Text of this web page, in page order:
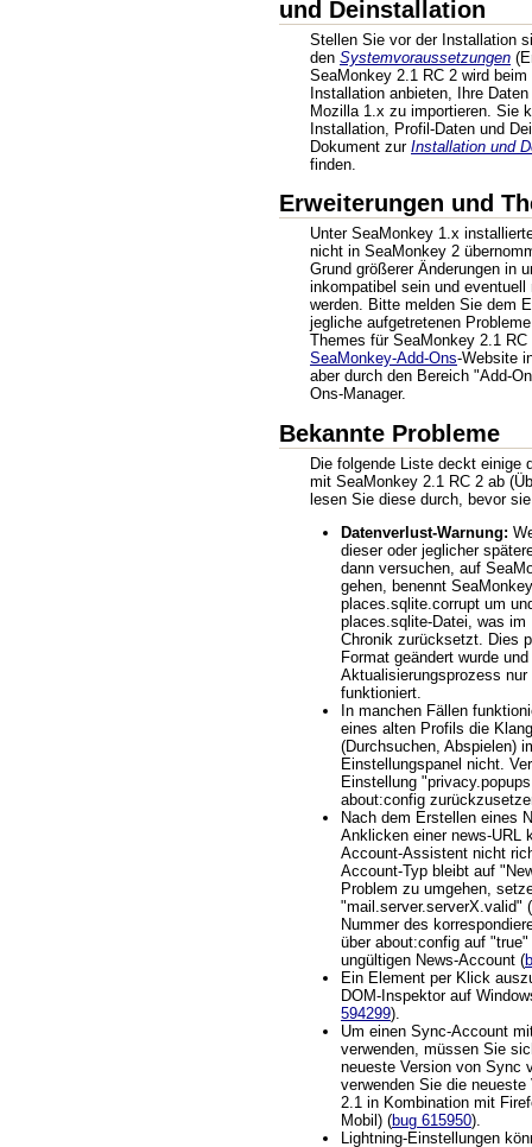
und Deinstallation
Stellen Sie vor der Installation
den Systemvoraussetzungen
SeaMonkey 2.1 RC 2 wird
Installation anbieten, Ihre
Mozilla 1.x zu importieren. Sie
Installation, Profil-Daten und
Dokument zur Installation und
finden.
Erweiterungen und
Unter SeaMonkey 1.x
nicht in SeaMonkey 2
Grund größerer Änderungen in
inkompatibel sein und
werden. Bitte melden Sie dem
jegliche aufgetretenen
Themes für SeaMonkey 2.1
SeaMonkey-Add-Ons-Website
aber durch den Bereich "Add-
Ons-Manager.
Bekannte Probleme
Die folgende Liste deckt einige
mit SeaMonkey 2.1 RC 2 ab
lesen Sie diese durch, bevor
Datenverlust-Warnung:
dieser oder jeglicher
dann versuchen, auf
gehen, benennt
places.sqlite.corrupt um
places.sqlite-Datei, was im
Chronik zurücksetzt. Dies
Format geändert wurde und
Aktualisierungsprozess
funktioniert.
In manchen Fällen
eines alten Profils die
(Durchsuchen, Abspielen)
Einstellungspanel nicht.
Einstellung
about:config
Nach dem Erstellen eines
Anklicken einer news-URL
Account-Assistent nicht
Account-Typ bleibt auf
Problem zu umgehen,
"mail.server.serverX.valid"
Nummer des
über about:config auf
ungültigen News-Account (
Ein Element per Klick
DOM-Inspektor auf
594299).
Um einen Sync-Account
verwenden, müssen Sie
neueste Version von Sync
verwenden Sie die
2.1 in Kombination mit
Mobil) (bug 615950).
Lightning-Einstellungen